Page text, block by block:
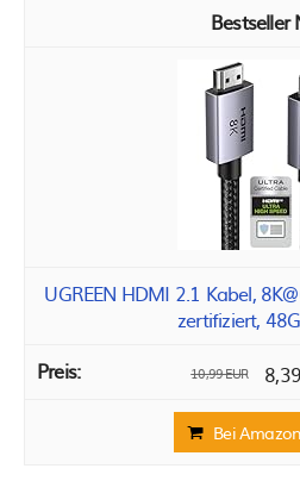
UGREEN HDMI 2.1 Kabel,
zertifiziert,
10,99 EUR
Bei